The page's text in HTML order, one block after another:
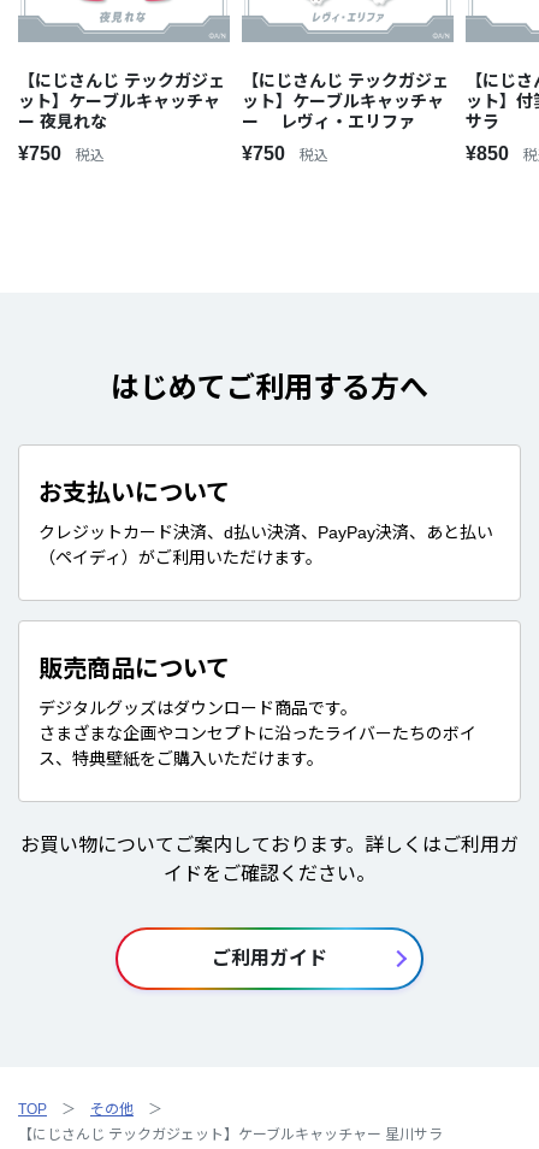
【にじさんじ テックガジェ
ット】ケーブルキャッチャ
ー 夜見れな
¥750 税込
【にじさんじ テックガジェ
ット】ケーブルキャッチャ
ー レヴィ・エリファ
¥750 税込
【にじ
ット】
サラ
¥850
はじめてご利用する方へ
お支払いについて
クレジットカード決済、d払い決済、PayPay決済、あと払い
（ペイディ）がご利用いただけます。
販売商品について
デジタルグッズはダウンロード商品です。
さまざまな企画やコンセプトに沿ったライバーたちのボイ
ス、特典壁紙をご購入いただけます。
お買い物についてご案内しております。詳しくはご利用ガ
イドをご確認ください。
ご利用ガイド
TOP
その他
【にじさんじ テックガジェット】ケーブルキャッチャー 星川サラ